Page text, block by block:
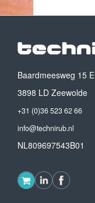
Baardmeesweg 15 E
3898 LD Zeewolde
+31 (0)36 523 62 66
info@technirub.nl
NL809697543B01